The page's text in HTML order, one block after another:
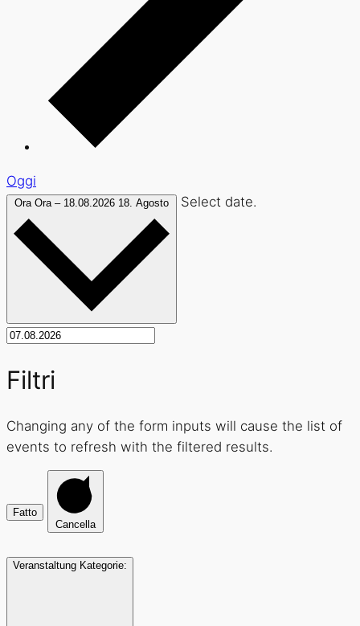
Oggi
Ora Ora – 18.08.2026 18. Agosto Select date.
Filtri
Changing any of the form inputs will cause the list of
events to refresh with the filtered results.
Fatto
Cancella
Veranstaltung Kategorie: